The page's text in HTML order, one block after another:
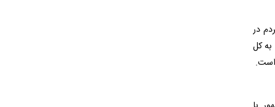
در
کل
است.